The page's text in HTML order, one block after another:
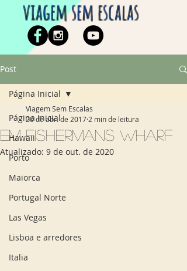
viagem sem escalas
Post
Página Inicial
Hawaii
Porto
Maiorca
Portugal Norte
Las Vegas
Lisboa e arredores
Italia
Página Inicial
Em Fishermans Wharf
Viagem Sem Escalas
20 de abr. de 2017 2 min de leitura
Atualizado: 9 de out. de 2020